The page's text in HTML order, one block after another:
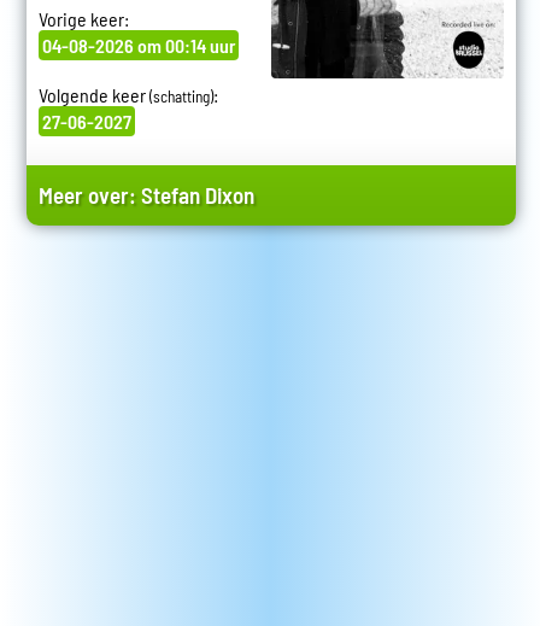
Vorige keer:
04-08-2026 om 00:14 uur
Volgende keer(schatting):
27-06-2027
Meer over:Stefan Dixon